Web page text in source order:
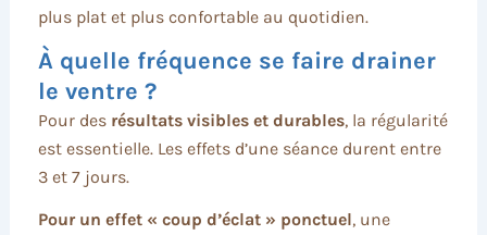
plus plat et plus confortable au quotidien.
À quelle fréquence se faire drainer
le ventre ?
Pour des résultats visibles et durables, la régularité
est essentielle. Les effets d’une séance durent entre
3 et 7 jours.
Pour un effet « coup d’éclat » ponctuel, une